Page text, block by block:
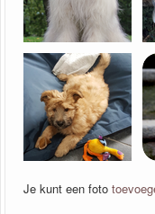
Je kunt een foto